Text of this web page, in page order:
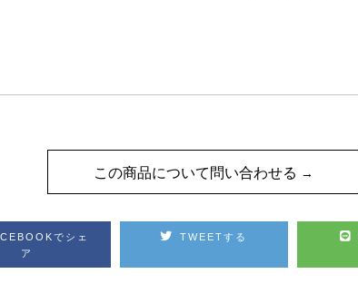
この商品について問い合わせる
でシェ
ア
TWEETする